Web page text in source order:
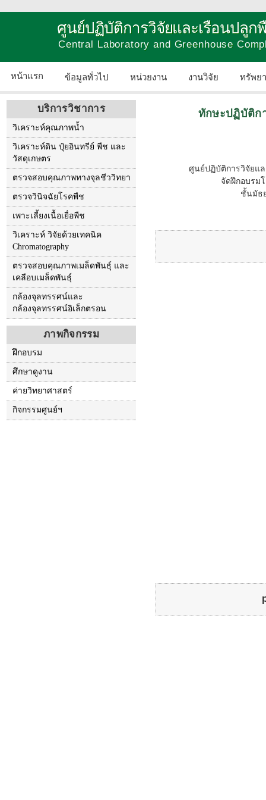
ศูนย์ปฏิบัติการวิจัยและเรือนปลูก
Central Laboratory and Greenhouse
หน้าแรก ข้อมูลทั่วไป หน่วยงาน งานวิจัย ทรัพย
บริการวิชาการ
วิเคราะห์คุณภาพน้ำ
วิเคราะห์ดิน ปุ๋ยอินทรีย์ พืช และ
วัสดุเกษตร
ตรวจสอบคุณภาพทางจุลชีววิทยา
ตรวจวินิจฉัยโรคพืช
เพาะเลี้ยงเนื้อเยื่อพืช
วิเคราะห์ วิจัยด้วยเทคนิค
Chromatography
ตรวจสอบคุณภาพเมล็ดพันธุ์ และ
เคลือบเมล็ดพันธุ์
กล้องจุลทรรศน์และ
กล้องจุลทรรศน์อิเล็กตรอน
ภาพกิจกรรม
ฝึกอบรม
ศึกษาดูงาน
ค่ายวิทยาศาสตร์
กิจกรรมศูนย์ฯ
ทักษะปฏิบัติก
ศูนย์ปฏิบัติการวิจัยแ
จัดฝึกอบรม
ชั้นมัธ